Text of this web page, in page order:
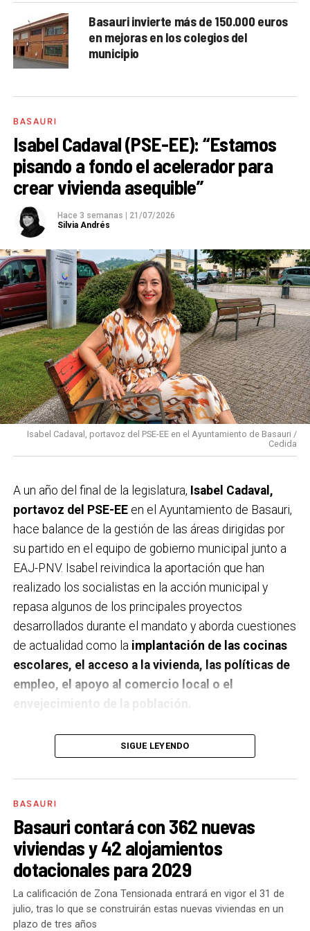
Basauri invierte más de 150.000 euros
en mejoras en los colegios del
municipio
BASAURI
Isabel Cadaval (PSE-EE): “Estamos
pisando a fondo el acelerador para
crear vivienda asequible”
Hace 3 semanas
21/07/2026
Silvia Andrés
Isabel Cadaval, portavoz del PSE-EE en el Ayuntamiento de Basauri /
Cedida
A un año del final de la legislatura, Isabel Cadaval,
portavoz del PSE-EEen el Ayuntamiento de Basauri,
hace balance de la gestión de las áreas dirigidas por
su partido en el equipo de gobierno municipal junto a
EAJ-PNV. Isabel reivindica la aportación que han
realizado los socialistas en la acción municipal y
repasa algunos de los principales proyectos
desarrollados durante el mandato y aborda cuestiones
de actualidad como la implantación de las cocinas
escolares, el acceso a la vivienda, las políticas de
empleo, el apoyo al comercio local o el
envejecimiento de la población.
A un año de acabar la legislatura, ¿qué balance
haces de la gestión del PSE en tus áreas dentro
del equipo de gobierno y qué proyectos
los gobiernos sirve para transformar y mejorar la vida
de las personas y, por eso, tan importante como la
gestión en las áreas de nuestra responsabilidad es la
impronta que marcamos en cuáles son las prioridades
del equipo de gobierno.
SIGUE LEYENDO
BASAURI
Basauri contará con 362 nuevas
viviendas y 42 alojamientos
dotacionales para 2029
La calificación de Zona Tensionada entrará en vigor el 31 de
julio, tras lo que se construirán estas nuevas viviendas en un
plazo de tres años